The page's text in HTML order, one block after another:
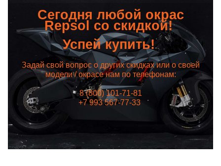
Сегодня любой окрас
Repsol со скидкой!
Успей купить!
Задай свой вопрос о других скидках или о своей
модели / окрасе нам по телефонам:
8 (800) 101-71-81
+7 993 567-77-33